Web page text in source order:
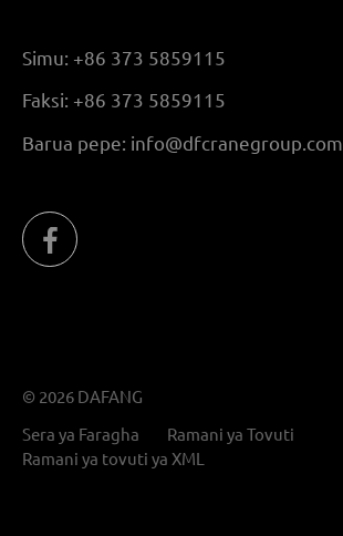
Simu: +86 373 5859115
Faksi: +86 373 5859115
Barua pepe: info@dfcranegroup.com
© 2026 DAFANG
Sera ya Faragha
Ramani ya Tovuti
Ramani ya tovuti ya XML